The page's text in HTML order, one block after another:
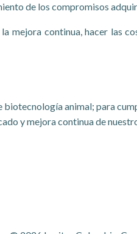
de los compromisos
mejora continua, hacer las
animal; para
y mejora continua de